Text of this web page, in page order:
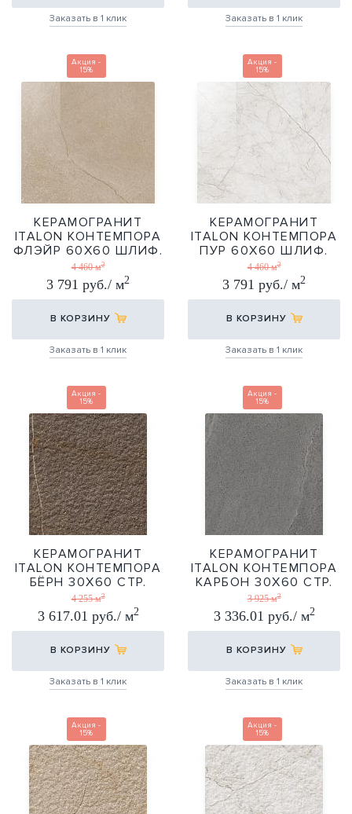
Заказать в 1 клик Заказать в 1 клик
Акция -
15%
КЕРАМОГРАНИТ
ITALON КОНТЕМПОРА
ФЛЭЙР 60Х60 ШЛИФ.
60Х60
4 460 м2
3 791 руб./ м2
В КОРЗИНУ
Заказать в 1 клик
Акция -
15%
КЕРАМОГРАНИТ
ITALON КОНТЕМПОРА
ПУР 60Х60 ШЛИФ.
60Х60
4 460 м2
3 791 руб./ м2
В КОРЗИНУ
Заказать в 1 клик
Акция -
15%
КЕРАМОГРАНИТ
ITALON КОНТЕМПОРА
БЁРН 30Х60 СТР.
30Х60
4 255 м2
3 617.01 руб./ м2
В КОРЗИНУ
Заказать в 1 клик
Акция -
15%
КЕРАМОГРАНИТ
ITALON КОНТЕМПОРА
КАРБОН 30Х60 СТР.
30Х60
3 925 м2
3 336.01 руб./ м2
В КОРЗИНУ
Заказать в 1 клик
Акция -
15%
Акция -
15%